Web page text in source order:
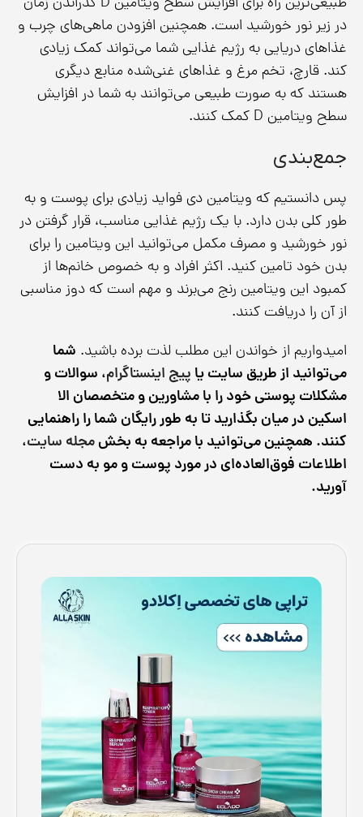
در زیر نور خورشید است. همچنین افزودن ماهی‌های چرب و
غذاهای دریایی به رژیم غذایی شما می‌تواند کمک زیادی
کند. قارچ، تخم مرغ و غذاهای غنی‌شده منابع دیگری
هستند که به صورت طبیعی می‌توانند به شما در افزایش
سطح ویتامین D کمک کنند.
جمع‌بندی
پس دانستیم که ویتامین دی فواید زیادی برای پوست و به
طور کلی بدن دارد. با یک رژیم غذایی مناسب، قرار گرفتن در
نور خورشید و مصرف مکمل‌ می‌توانید این ویتامین را برای
بدن خود تامین کنید. اکثر افراد و به خصوص خانم‌ها از
کمبود این ویتامین رنج می‌برند و مهم است که دوز مناسبی
از آن را دریافت کنند.
امیدواریم از خواندن این مطلب لذت برده باشید. شما
می‌توانید از طریق سایت یا پیج اینستاگرام، سوالات و
مشکلات پوستی خود را با مشاورین و متخصصان الا
اسکین در میان بگذارید تا به طور رایگان شما را راهنمایی
کنند. همچنین می‌توانید با مراجعه به بخشمجله سایت،
اطلاعات فوق‌العاده‌ای در مورد پوست و مو به دست
آورید.